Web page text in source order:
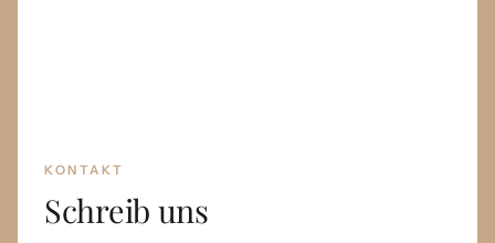
KONTAKT
Schreib uns